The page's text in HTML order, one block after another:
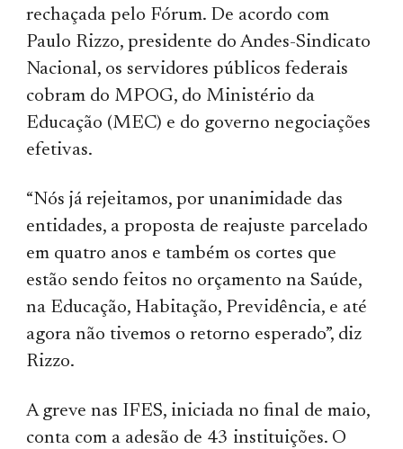
rechaçada pelo Fórum. De acordo com
Paulo Rizzo, presidente do Andes-Sindicato
Nacional, os servidores públicos federais
cobram do MPOG, do Ministério da
Educação (MEC) e do governo negociações
efetivas.
“Nós já rejeitamos, por unanimidade das
entidades, a proposta de reajuste parcelado
em quatro anos e também os cortes que
estão sendo feitos no orçamento na Saúde,
na Educação, Habitação, Previdência, e até
agora não tivemos o retorno esperado”, diz
Rizzo.
A greve nas IFES, iniciada no final de maio,
conta com a adesão de 43 instituições. O